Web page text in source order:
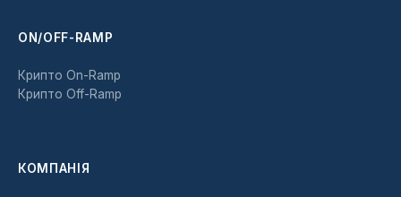
ON/OFF-RAMP
Крипто On-Ramp
Крипто Off-Ramp
КОМПАНІЯ